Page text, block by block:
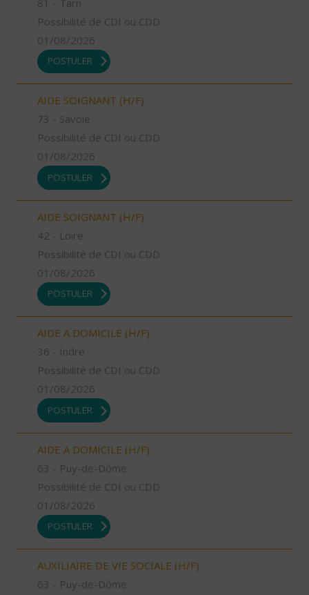
Possibilité de CDI ou CDD
01/08/2026
POSTULER
AIDE SOIGNANT (H/F)
73 - Savoie
Possibilité de CDI ou CDD
01/08/2026
POSTULER
AIDE SOIGNANT (H/F)
42 - Loire
Possibilité de CDI ou CDD
01/08/2026
POSTULER
AIDE A DOMICILE (H/F)
36 - Indre
Possibilité de CDI ou CDD
01/08/2026
POSTULER
AIDE A DOMICILE (H/F)
63 - Puy-de-Dôme
Possibilité de CDI ou CDD
01/08/2026
POSTULER
AUXILIAIRE DE VIE SOCIALE (H/F)
63 - Puy-de-Dôme